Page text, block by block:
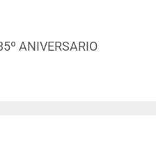
ANIVERSARIO